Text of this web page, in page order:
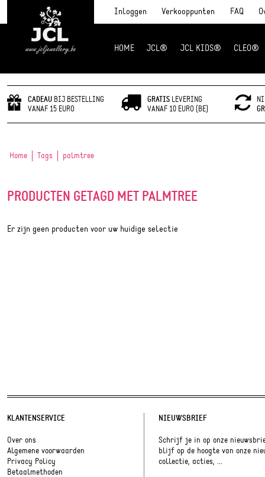
Inloggen Verkooppunten FAQ
HOME JCL® JCL KIDS® CLEO®
CADEAU BIJ BESTELLING
VANAF 15 EURO
GRATISLEVERING
VANAF 10 EURO (BE)
Home Tags palmtree
PRODUCTEN GETAGD MET PALMTREE
Er zijn geen producten voor uw huidige selectie
KLANTENSERVICE
Over ons
Algemene voorwaarden
Privacy Policy
Betaalmethoden
NIEUWSBRIEF
Schrijf je in op onze
blijf op de hoogte van onze
collectie, acties, ...